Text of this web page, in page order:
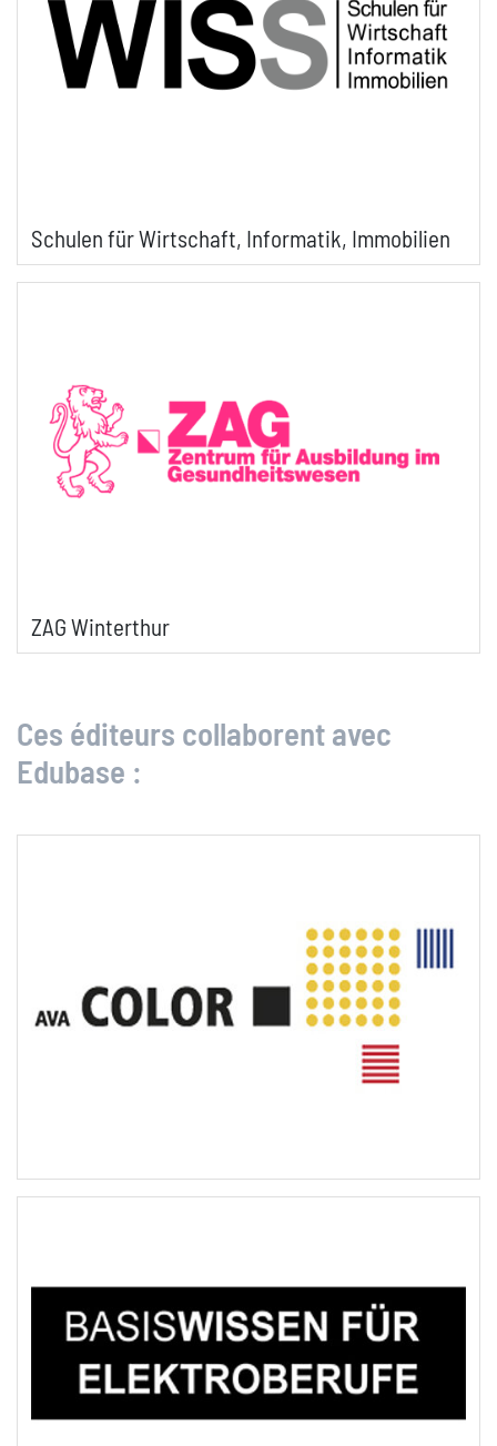
Schulen für Wirtschaft, Informatik, Immobilien
ZAG Winterthur
Ces éditeurs collaborent avec
Edubase :